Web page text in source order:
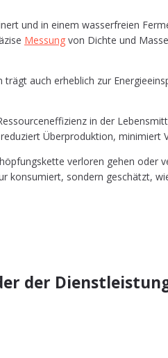
und in einem was­ser­frei­en
Mes­sung von Dich­te und
auch erheb­lich zur
in der
Über­pro­duk­ti­on, mini­miert
ver­lo­ren gehen oder
kon­su­miert, son­dern geschätzt,
der